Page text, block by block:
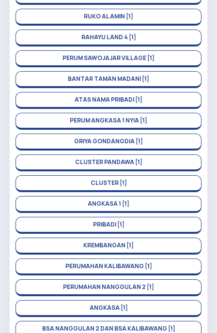
RUKO AL AMIN [1]
RAHAYU LAND 4 [1]
PERUM SAWOJAJAR VILLAGE [1]
BANTAR TAMAN MADANI [1]
ATAS NAMA PRIBADI [1]
PERUM ANGKASA 1 NYIA [1]
GRIYA GONDANGDIA [1]
CLUSTER PANDAWA [1]
CLUSTER [1]
ANGKASA 1 [1]
PRIBADI [1]
KREMBANGAN [1]
PERUMAHAN KALIBAWANG [1]
PERUMAHAN NANGGULAN 2 [1]
ANGKASA [1]
BSA NANGGULAN 2 DAN BSA KALIBAWANG [1]